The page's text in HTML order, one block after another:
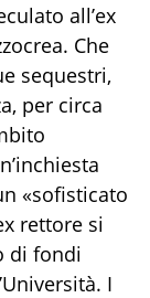
all’ex
Che
sequestri,
per circa
«sofisticato
rettore si
di fondi
I